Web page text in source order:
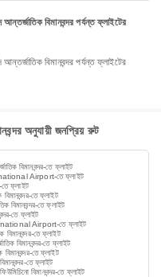
বিমানবন্দর পর্যন্ত ফ্লাইটের
অনুযায়ী জনপ্রিয় রুট
বিমানবন্দর-তে ফ্লাইট
Airport-তে ফ্লাইট
তে ফ্লাইট
তে ফ্লাইট
বিমানবন্দর-তে ফ্লাইট
তে ফ্লাইট
Airport-তে ফ্লাইট
বিমানবন্দর-তে ফ্লাইট
বিমানবন্দর-তে ফ্লাইট
তে ফ্লাইট
তে ফ্লাইট
বিমানবন্দর-তে ফ্লাইট